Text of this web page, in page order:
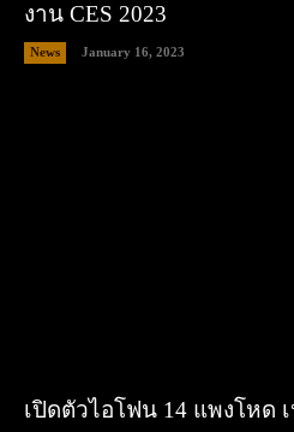
งาน CES 2023
News January 16, 2023
เปิดตัวไอโฟน 14 แพงโหด